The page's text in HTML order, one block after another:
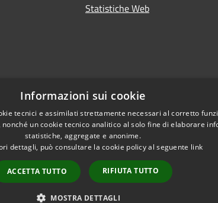
Statistiche Web
Copyright © 2026 • Comune di
Informazioni sui cookie
tecnici e assimilati strettamente necessari al corretto
un cookie tecnico analitico al solo fine di elaborare
statistiche, aggregate e anonime.
dettagli, può consultare la cookie policy al seguente link
ACCETTA TUTTO RIFIUTA TUTTO
MOSTRA DETTAGLI